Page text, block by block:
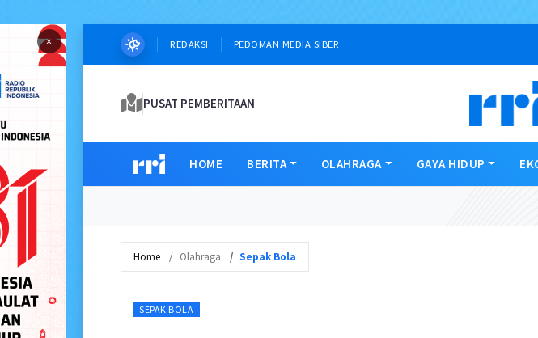
× REDAKSI PEDOMAN MEDIA SIBER
PUSAT PEMBERITAAN
HOME BERITA OLAHRAGA GAYA HIDUP
Home Olahraga Sepak Bola
SEPAK BOLA